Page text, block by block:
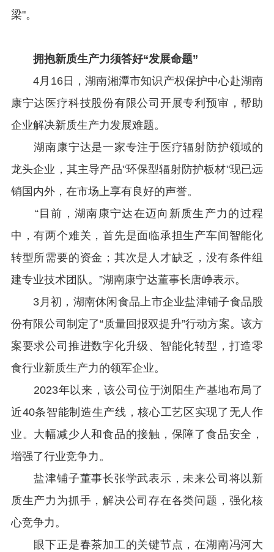
梁"。
拥抱新质生产力须答好“发展命题”
4月16日，湖南湘潭市知识产权保护中心赴湖南
康宁达医疗科技股份有限公司开展专利预审，帮助
企业解决新质生产力发展难题。
湖南康宁达是一家专注于医疗辐射防护领域的
龙头企业，其主导产品"环保型辐射防护板材"现已远
销国内外，在市场上享有良好的声誉。
“目前，湖南康宁达在迈向新质生产力的过程
中，有两个难关，首先是面临承担生产车间智能化
转型所需要的资金；其次是人才缺乏，没有条件组
建专业技术团队。”湖南康宁达董事长唐峥表示。
3月初，湖南休闲食品上市企业盐津铺子食品股
份有限公司制定了“质量回报双提升”行动方案。该方
案要求公司推进数字化升级、智能化转型，打造零
食行业新质生产力的领军企业。
2023年以来，该公司位于浏阳生产基地布局了
近40条智能制造生产线，核心工艺区实现了无人作
业。大幅减少人和食品的接触，保障了食品安全，
增强了行业竞争力。
盐津铺子董事长张学武表示，未来公司将以新
质生产力为抓手，解决公司存在各类问题，强化核
心竞争力。
眼下正是春茶加工的关键节点，在湖南冯河大